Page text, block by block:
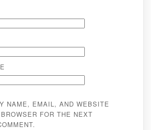
NAME, EMAIL, AND WEBSITE
FOR THE NEXT